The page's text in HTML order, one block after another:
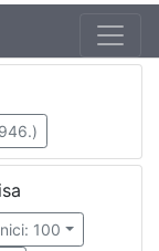
100